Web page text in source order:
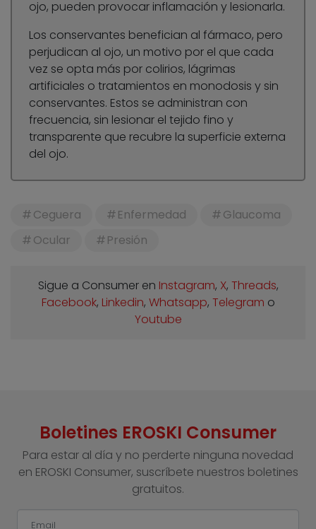
ojo, pueden provocar inflamación y lesionarla.
Los conservantes benefician al fármaco, pero
perjudican al ojo, un motivo por el que cada
vez se opta más por colirios, lágrimas
artificiales o tratamientos en monodosis y sin
conservantes. Estos se administran con
frecuencia, sin lesionar el tejido fino y
transparente que recubre la superficie externa
del ojo.
Ceguera Enfermedad
Glaucoma
Ocular
Presión
Sigue a Consumer en Instagram, X, Threads,
Facebook, Linkedin, Whatsapp, Telegram o
Youtube
Boletines EROSKI Consumer
Para estar al día y no perderte ninguna novedad
en EROSKI Consumer, suscríbete nuestros boletines
gratuitos.